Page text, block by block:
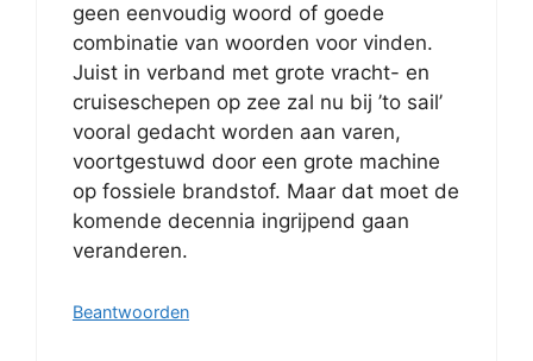
geen eenvoudig woord of goede
combinatie van woorden voor vinden.
Juist in verband met grote vracht- en
cruiseschepen op zee zal nu bij ’to sail’
vooral gedacht worden aan varen,
voortgestuwd door een grote machine
op fossiele brandstof. Maar dat moet de
komende decennia ingrijpend gaan
veranderen.
Beantwoorden